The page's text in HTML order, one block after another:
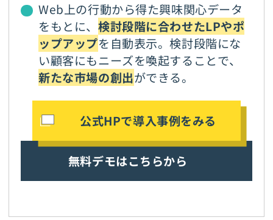
Web上の行動から得た興味関心データ
をもとに、 検討段階に合わせたLPやポ
ップアップを自動表示。検討段階にな
い顧客にもニーズを喚起することで、
新たな市場の創出ができる。
公式HPで導入事例をみる
無料デモはこちらから